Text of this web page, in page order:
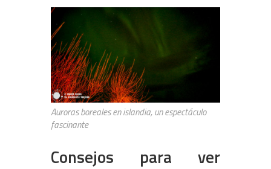
Auroras boreales en islandia, un espectáculo
fascinante
Consejos para ver